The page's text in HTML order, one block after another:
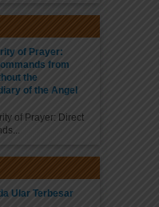
of Prayer:
from
the
of the Angel
of Prayer: Direct
Ular Terbesar